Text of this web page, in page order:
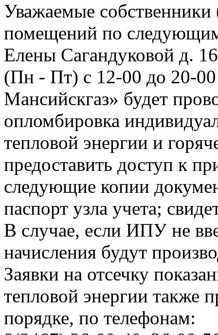
Уважаемые
помещений по
Елены Сагандуковой д.
(Пн - Пт) с 12-00 до 20-
Мансийскгаз» будет
опломбировка
тепловой энергии и
предоставить доступ к
следующие копии
паспорт узла учета;
В случае, если ИПУ не
начисления будут
Заявки на отсечку
тепловой энергии также
порядке, по телефонам: